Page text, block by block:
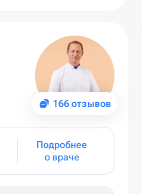
166 отзывов
Подробнее
о враче